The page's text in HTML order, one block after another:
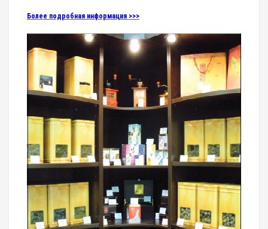
Более подробная информация >>>